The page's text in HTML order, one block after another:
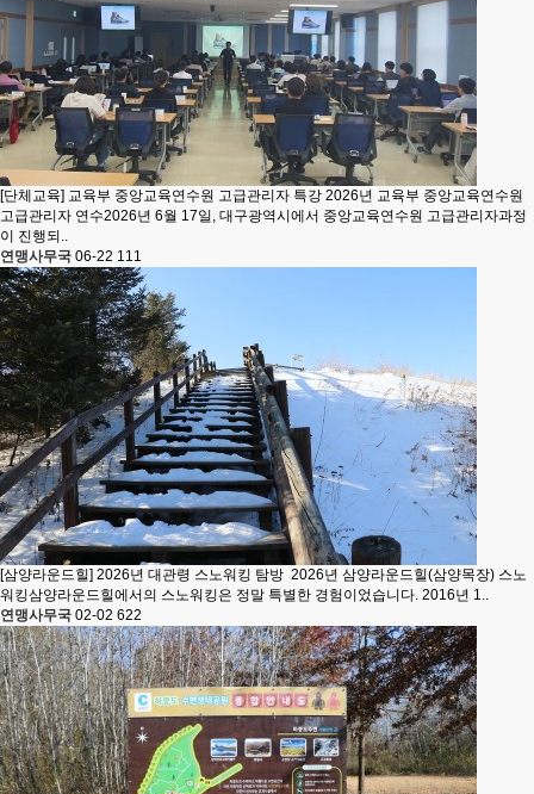
[단체교육] 교육부 중앙교육연수원 고급관리자 특강 2026년 교육부 중앙교육연수원
고급관리자 연수2026년 6월 17일, 대구광역시에서 중앙교육연수원 고급관리자과정
이 진행되..
연맹사무국 06-22 111
[삼양라운드힐] 2026년 대관령 스노워킹 탐방 2026년 삼양라운드힐(삼양목장) 스노
워킹삼양라운드힐에서의 스노워킹은 정말 특별한 경험이었습니다. 2016년 1..
연맹사무국 02-02 622